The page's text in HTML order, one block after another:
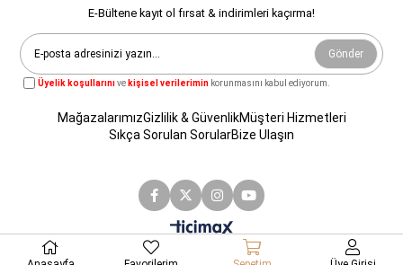
E-Bültene kayıt ol fırsat & indirimleri kaçırma!
Gönder
Üyelik koşullarınıve kişisel verilerimin korunmasını kabul ediyorum.
MağazalarımızGizlilik & GüvenlikMüşteri Hizmetleri
Sıkça Sorulan SorularBize Ulaşın